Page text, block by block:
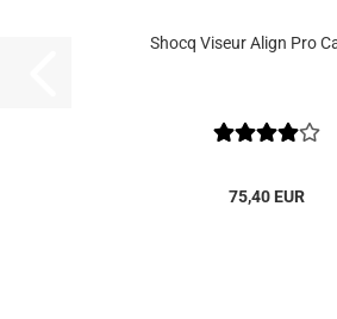
Shocq Viseur Align Pro
75,40 EUR